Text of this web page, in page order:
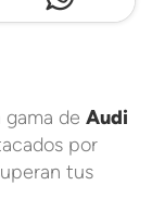
de Audi
por
tus